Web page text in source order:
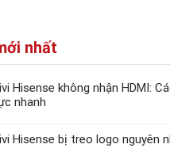
nhất
Hisense không nhận HDMI:
nhanh
Hisense bị treo logo nguyên